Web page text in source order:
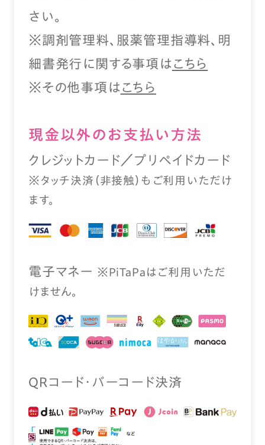
さい。
※調剤管理料、服薬管理指導料、明
細書発行に関する事項は こちら
※その他事項は こちら
現⾦以外のお⽀払い⽅法
クレジットカード／プリペイドカード
※タッチ決済（⾮接触）もご利⽤いただけ
ます。
電⼦マネー ※PiTaPaはご利⽤いただ
けません。
QRコード・バーコード決済